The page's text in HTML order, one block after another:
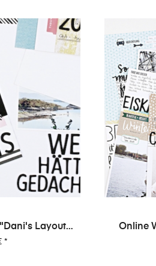
Layout
2
*
Online